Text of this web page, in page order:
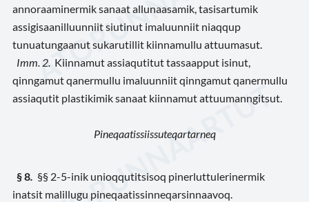
annoraaminermik sanaat allunaasamik, tasisartumik
assigisaanilluunniit siutinut imaluunniit niaqqup
tunuatungaanut sukarutillit kiinnamullu attuumasut.
Imm. 2. Kiinnamut assiaqutitut tassaapput isinut,
qinngamut qanermullu imaluunniit qinngamut qanermullu
assiaqutit plastikimik sanaat kiinnamut attuumanngitsut.
Pineqaatissiissuteqartarneq
§ 8. §§ 2-5-inik unioqqutitsisoq pinerluttulerinermik
inatsit malillugu pineqaatissinneqarsinnaavoq.